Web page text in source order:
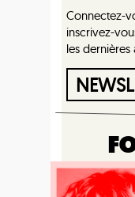
Connectez-
inscrivez-
les dernières